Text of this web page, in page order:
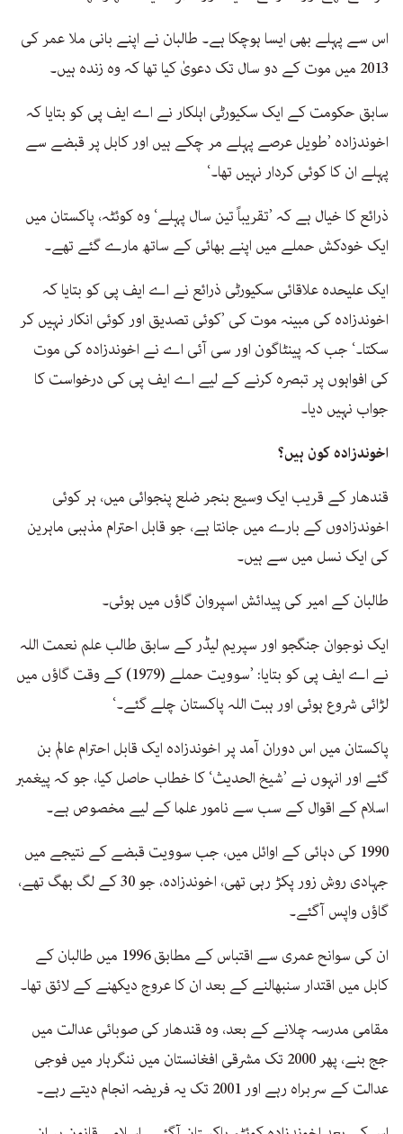
اس سے پہلے بھی ایسا ہوچکا ہے۔ طالبان نے اپنے بانی ملا عمر کی
2013 میں موت کے دو سال تک دعویٰ کیا تھا کہ وہ زندہ ہیں۔
سابق حکومت کے ایک سکیورٹی اہلکار نے اے ایف پی کو بتایا کہ
اخوندزادہ ’طویل عرصے پہلے مر چکے ہیں اور کابل پر قبضے سے
پہلے ان کا کوئی کردار نہیں تھا۔‘
ذرائع کا خیال ہے کہ ’تقریباً تین سال پہلے‘ وہ کوئٹہ، پاکستان میں
ایک خودکش حملے میں اپنے بھائی کے ساتھ مارے گئے تھے۔
ایک علیحدہ علاقائی سکیورٹی ذرائع نے اے ایف پی کو بتایا کہ
اخوندزادہ کی مبینہ موت کی ’کوئی تصدیق اور کوئی انکار نہیں کر
سکتا۔‘ جب کہ پینٹاگون اور سی آئی اے نے اخوندزادہ کی موت
کی افواہوں پر تبصرہ کرنے کے لیے اے ایف پی کی درخواست کا
جواب نہیں دیا۔
اخوندزادہ کون ہیں؟
قندھار کے قریب ایک وسیع بنجر ضلع پنجوائی میں، ہر کوئی
اخوندزادوں کے بارے میں جانتا ہے، جو قابل احترام مذہبی ماہرین
کی ایک نسل میں سے ہیں۔
طالبان کے امیر کی پیدائش اسپروان گاؤں میں ہوئی۔
ایک نوجوان جنگجو اور سپریم لیڈر کے سابق طالب علم نعمت اللہ
نے اے ایف پی کو بتایا: ’سوویت حملے (1979) کے وقت گاؤں میں
لڑائی شروع ہوئی اور ہبت اللہ پاکستان چلے گئے۔‘
پاکستان میں اس دوران آمد پر اخوندزادہ ایک قابل احترام عالم بن
گئے اور انہوں نے ’شیخ الحدیث‘ کا خطاب حاصل کیا، جو کہ پیغمبر
اسلام کے اقوال کے سب سے نامور علما کے لیے مخصوص ہے۔
1990 کی دہائی کے اوائل میں، جب سوویت قبضے کے نتیجے میں
جہادی روش زور پکڑ رہی تھی، اخوندزادہ، جو 30 کے لگ بھگ تھے،
گاؤں واپس آگئے۔
ان کی سوانح عمری سے اقتباس کے مطابق 1996 میں طالبان کے
کابل میں اقتدار سنبھالنے کے بعد ان کا عروج دیکھنے کے لائق تھا۔
مقامی مدرسہ چلانے کے بعد، وہ قندھار کی صوبائی عدالت میں
جج بنے، پھر 2000 تک مشرقی افغانستان میں ننگرہار میں فوجی
عدالت کے سربراہ رہے اور 2001 تک یہ فریضہ انجام دیتے رہے۔